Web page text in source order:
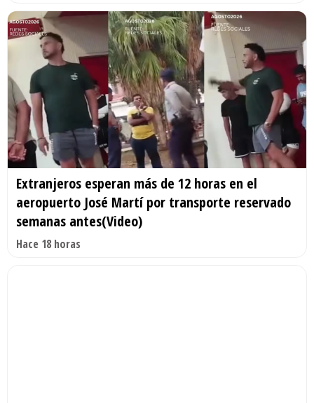
Extranjeros esperan más de 12 horas en el
aeropuerto José Martí por transporte reservado
semanas antes(Video)
Hace 18 horas